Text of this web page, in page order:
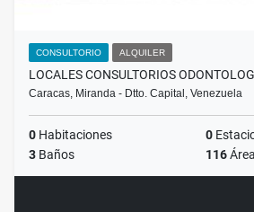
CONSULTORIO ALQUILER
LOCALES CONSULTORIOS
Caracas, Miranda - Dtto. Capital, Venezuela
0 Habitaciones 0
3 Baños 116